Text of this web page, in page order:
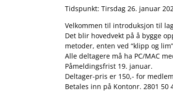
Tidspunkt: Tirsdag 26. januar
Velkommen til introduksjon til
Det blir hovedvekt på å bygge
metoder, enten ved “klipp og
Alle deltagere må ha PC/MAC
Påmeldingsfrist 19. januar.
Deltager-pris er 150,- for
Betales inn på Kontonr. 2801 50